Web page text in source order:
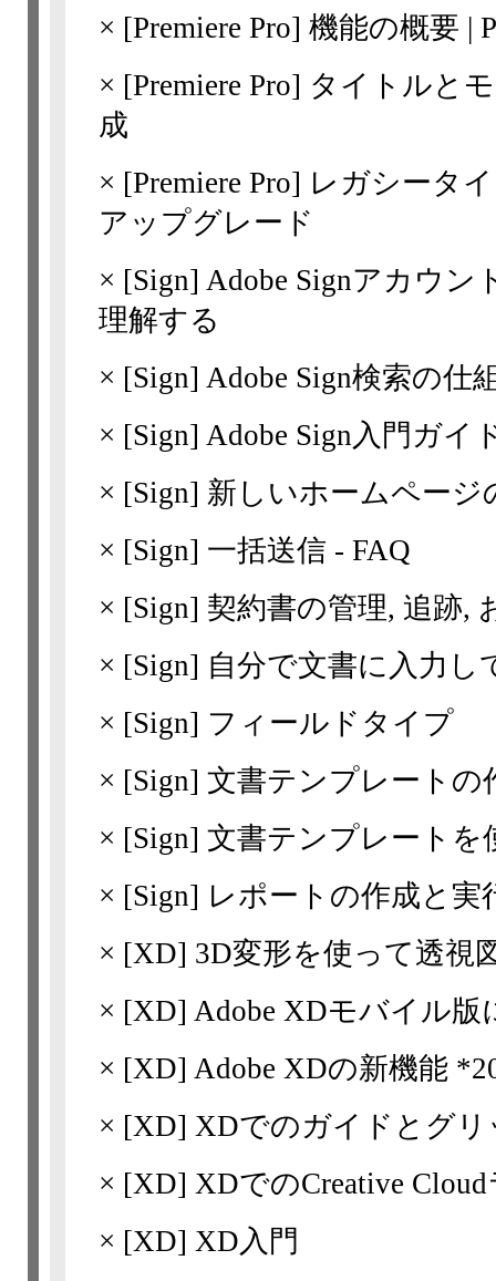
× [Premiere Pro] 機能の概要 |
× [Premiere Pro] タイトルと
成
× [Premiere Pro] レガシータ
アップグレード
× [Sign] Adobe Signアカウン
理解する
× [Sign] Adobe Sign検索の仕
× [Sign] Adobe Sign入門ガイ
× [Sign] 新しいホームページ
× [Sign] 一括送信 - FAQ
× [Sign] 契約書の管理, 追跡,
× [Sign] 自分で文書に入力し
× [Sign] フィールドタイプ
× [Sign] 文書テンプレートの
× [Sign] 文書テンプレートを
× [Sign] レポートの作成と実
× [XD] 3D変形を使って透視
× [XD] Adobe XDモバイル版
× [XD] Adobe XDの新機能
× [XD] XDでのガイドとグリ
× [XD] XDでのCreative
× [XD] XD入門